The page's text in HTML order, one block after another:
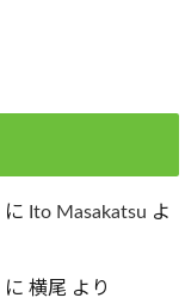
に Ito Masakatsu よ
に 横尾 より